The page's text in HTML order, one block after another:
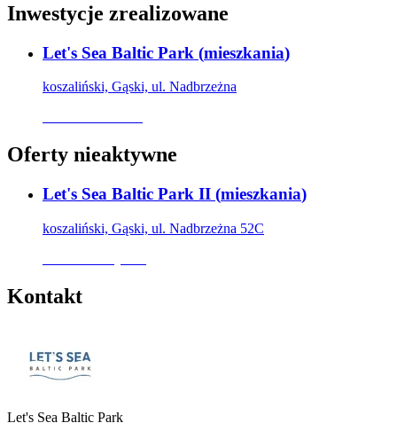
Inwestycje zrealizowane
Let's Sea Baltic Park (mieszkania)
koszaliński, Gąski, ul. Nadbrzeżna
Oferty nieaktywne
Let's Sea Baltic Park II (mieszkania)
koszaliński, Gąski, ul. Nadbrzeżna 52C
Kontakt
Let's Sea Baltic Park